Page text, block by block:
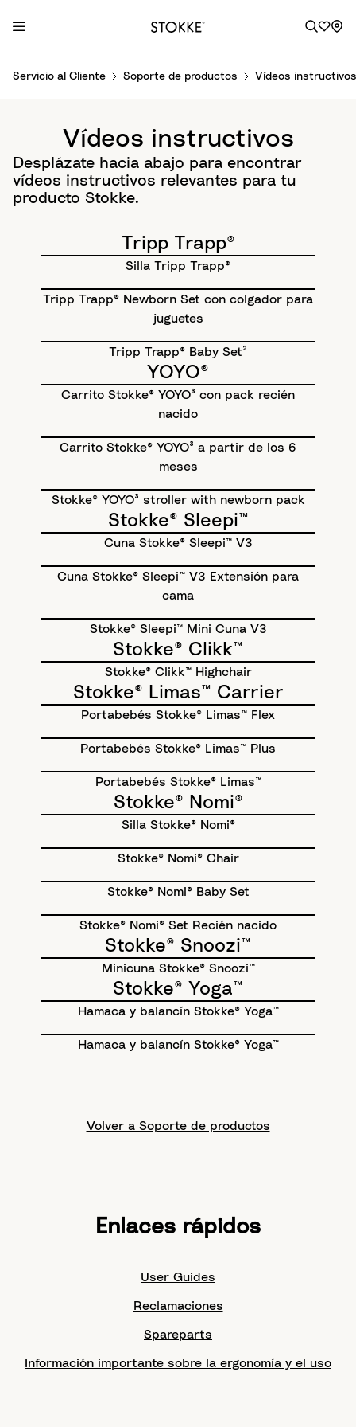
Servicio al Cliente Soporte de productos Vídeos instructivos
Vídeos instructivos
Desplázate hacia abajo para encontrar
vídeos instructivos relevantes para tu
producto Stokke.
Tripp Trapp®
Silla Tripp Trapp®
Tripp Trapp® Newborn Set con colgador para
juguetes
Tripp Trapp® Baby Set²
YOYO®
Carrito Stokke® YOYO³ con pack recién
nacido
Carrito Stokke® YOYO³ a partir de los 6
meses
Stokke® YOYO³ stroller with newborn pack
Stokke® Sleepi™
Cuna Stokke® Sleepi™ V3
Cuna Stokke® Sleepi™ V3 Extensión para
cama
Stokke® Sleepi™ Mini Cuna V3
Stokke® Clikk™
Stokke® Clikk™ Highchair
Stokke® Limas™ Carrier
Portabebés Stokke® Limas™ Flex
Portabebés Stokke® Limas™ Plus
Portabebés Stokke® Limas™
Stokke® Nomi®
Silla Stokke® Nomi®
Stokke® Nomi® Chair
Stokke® Nomi® Baby Set
Stokke® Nomi® Set Recién nacido
Stokke® Snoozi™
Minicuna Stokke® Snoozi™
Stokke® Yoga™
Hamaca y balancín Stokke® Yoga™
Hamaca y balancín Stokke® Yoga™
Volver a Soporte de productos
Enlaces rápidos
User Guides
Reclamaciones
Spareparts
Información importante sobre la ergonomía y el uso